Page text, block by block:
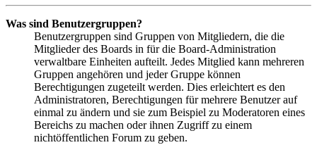
Was sind Benutzergruppen?
Benutzergruppen sind Gruppen von Mitgliedern, die die
Mitglieder des Boards in für die Board-Administration
verwaltbare Einheiten aufteilt. Jedes Mitglied kann mehreren
Gruppen angehören und jeder Gruppe können
Berechtigungen zugeteilt werden. Dies erleichtert es den
Administratoren, Berechtigungen für mehrere Benutzer auf
einmal zu ändern und sie zum Beispiel zu Moderatoren eines
Bereichs zu machen oder ihnen Zugriff zu einem
nichtöffentlichen Forum zu geben.